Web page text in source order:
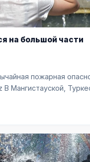
на большой части
пожарная